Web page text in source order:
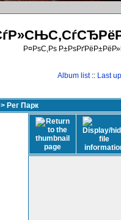
Р¤РѕС‚Рѕ
Album list:: Last
> Рег Парк